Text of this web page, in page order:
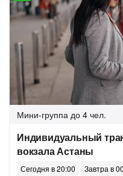
Мини-группа до 4 чел.
Индивидуальный
вокзала Астаны
Сегодня в 20:00 Завтра в